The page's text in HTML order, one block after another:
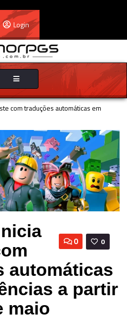
Login
Toggle
navigation
com traduções automáticas em
0
0
automáticas
a partir
maio